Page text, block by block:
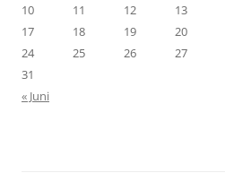
10
11 12 13
17
18 19 20
24
25 26 27
31
« Juni